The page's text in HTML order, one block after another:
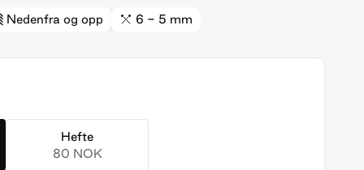
Nedenfra og opp 6 - 5 mm
Hefte
80 NOK